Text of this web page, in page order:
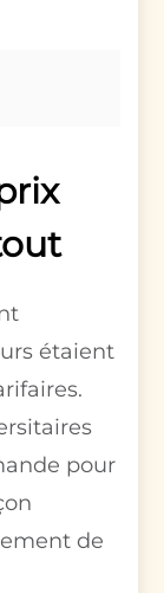
étaient
pour
de